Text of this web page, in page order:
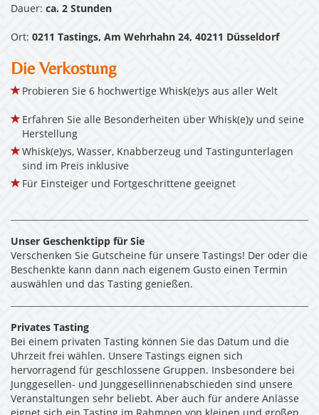
Dauer: ca. 2 Stunden
Ort: 0211 Tastings, Am Wehrhahn 24, 40211 Düsseldorf
Die Verkostung
Probieren Sie 6 hochwertige Whisk(e)ys aus aller Welt
Erfahren Sie alle Besonderheiten über Whisk(e)y und seine
Herstellung
Whisk(e)ys, Wasser, Knabberzeug und Tastingunterlagen
sind im Preis inklusive
Für Einsteiger und Fortgeschrittene geeignet
Unser Geschenktipp für Sie
Verschenken Sie Gutscheine für unsere Tastings! Der oder die
Beschenkte kann dann nach eigenem Gusto einen Termin
auswählen und das Tasting genießen.
Privates Tasting
Bei einem privaten Tasting können Sie das Datum und die
Uhrzeit frei wählen. Unsere Tastings eignen sich
hervorragend für geschlossene Gruppen. Insbesondere bei
Junggesellen- und Junggesellinnenabschieden sind unsere
Veranstaltungen sehr beliebt. Aber auch für andere Anlässe